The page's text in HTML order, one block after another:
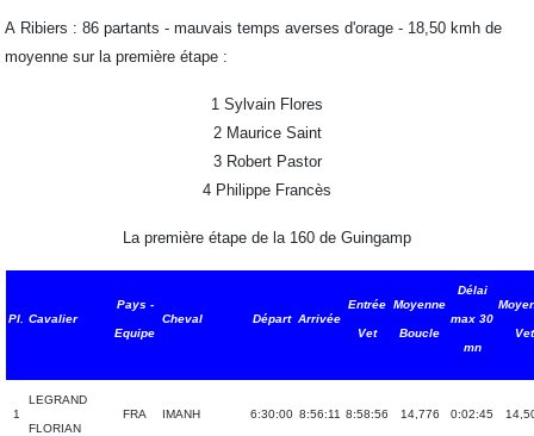
A Ribiers : 86 partants - mauvais temps averses d'orage - 18,50 kmh de
moyenne sur la première étape :
1 Sylvain Flores
2 Maurice Saint
3 Robert Pastor
4 Philippe Francès
La première étape de la 160 de Guingamp
Pl. Cavalier
Pays -
Equipe
Cheval Départ Arrivée
Entrée
Vet
Moyenne
Boucle
Délai
max 30
mn
Vet
1
LEGRAND
FLORIAN
FRA IMANH 6:30:00 8:56:11 8:58:56 14,776 0:02:45